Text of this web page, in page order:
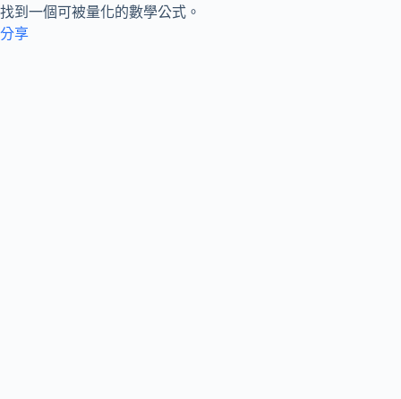
找到一個可被量化的數學公式。
分享